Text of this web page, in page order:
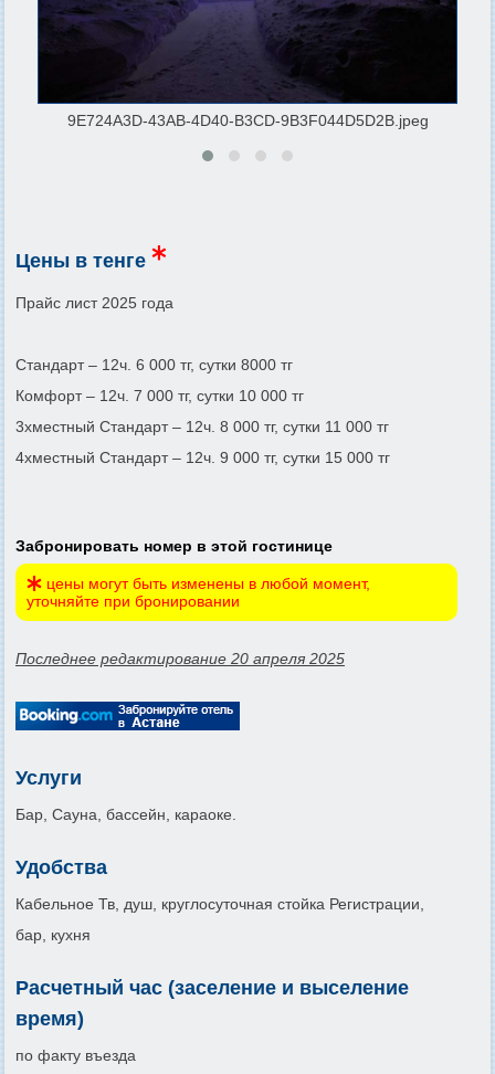
9E724A3D-43AB-4D40-B3CD-9B3F044D5D2B.jpeg
Цены в тенге
Прайс лист 2025 года
Стандарт – 12ч. 6 000 тг, сутки 8000 тг
Комфорт – 12ч. 7 000 тг, сутки 10 000 тг
3хместный Стандарт – 12ч. 8 000 тг, сутки 11 000 тг
4хместный Стандарт – 12ч. 9 000 тг, сутки 15 000 тг
Забронировать номер в этой гостинице
цены могут быть изменены в любой момент,
уточняйте при бронировании
Последнее редактирование 20 апреля 2025
Услуги
Бар, Сауна, бассейн, караоке.
Удобства
Кабельное Тв, душ, круглосуточная стойка Регистрации,
бар, кухня
Расчетный час (заселение и выселение
время)
по факту въезда